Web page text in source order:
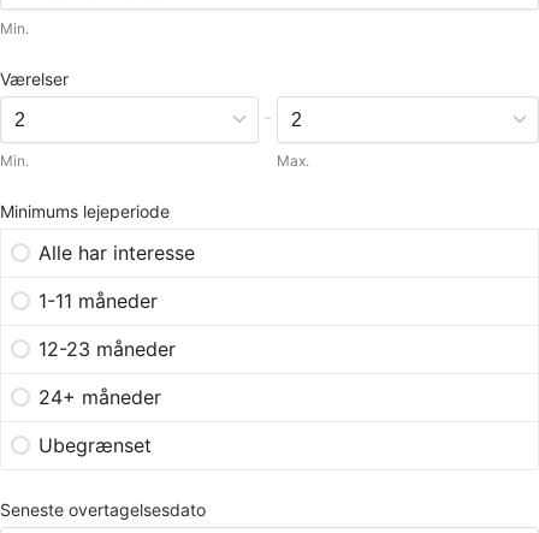
Min.
Værelser
Min.
-
Max.
Minimums lejeperiode
Alle har interesse
1-11 måneder
12-23 måneder
24+ måneder
Ubegrænset
Seneste overtagelsesdato